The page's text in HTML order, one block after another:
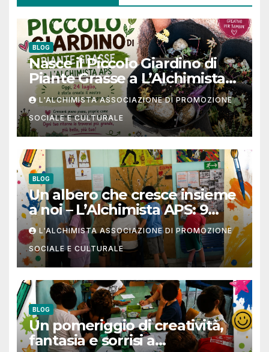
BLOG
Nasce il Piccolo Giardino di
Piante Grasse a L’Alchimista
APS
L'ALCHIMISTA ASSOCIAZIONE DI PROMOZIONE
SOCIALE E CULTURALE
BLOG
Un albero che cresce insieme
a noi – L’Alchimista APS: 9
luglio 2026
L'ALCHIMISTA ASSOCIAZIONE DI PROMOZIONE
SOCIALE E CULTURALE
BLOG
Un pomeriggio di creatività,
fantasia e sorrisi a